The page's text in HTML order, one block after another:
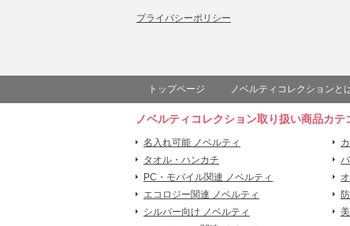
プライバシーポリシー
トップページ ノベルティコレクションと
ノベルティコレクション取り扱い商品カテ
名入れ可能 ノベルティ
タオル・ハンカチ
PC・モバイル関連 ノベルティ
エコロジー関連 ノベルティ
シルバー向け ノベルティ